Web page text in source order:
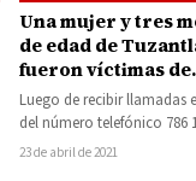
Una mujer y tres
de edad de
fueron víctimas de
secuestro virtual
Luego de recibir llamadas
del número telefónico 786
una vecina del municipio
23 de abril de 2021